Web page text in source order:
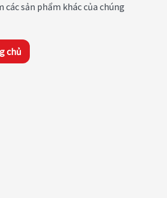
sản phẩm khác của chúng
chủ